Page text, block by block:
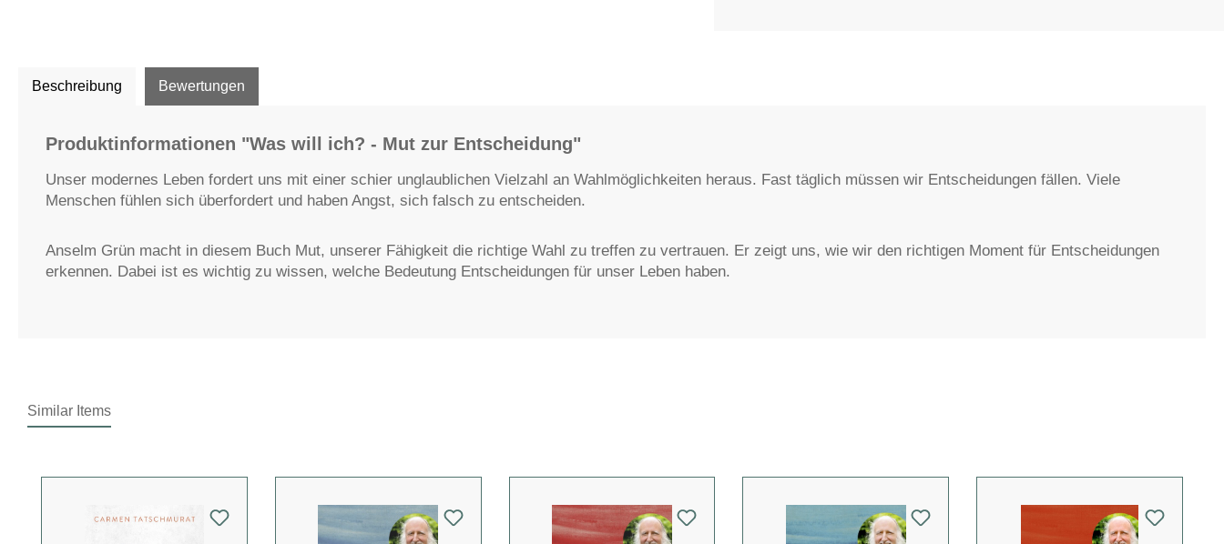
Beschreibung Bewertungen
Produktinformationen "Was will ich? - Mut zur Entscheidung"
Unser modernes Leben fordert uns mit einer schier unglaublichen Vielzahl an Wahlmöglichkeiten heraus. Fast täglich müssen wir Entscheidungen fällen. Viele
Menschen fühlen sich überfordert und haben Angst, sich falsch zu entscheiden.
Anselm Grün macht in diesem Buch Mut, unserer Fähigkeit die richtige Wahl zu treffen zu vertrauen. Er zeigt uns, wie wir den richtigen Moment für Entscheidungen
erkennen. Dabei ist es wichtig zu wissen, welche Bedeutung Entscheidungen für unser Leben haben.
Similar Items